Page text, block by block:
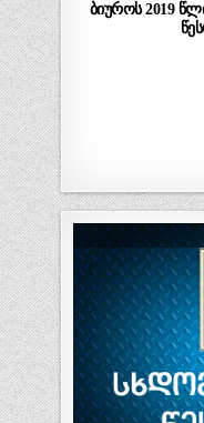
ბიუროს 2019